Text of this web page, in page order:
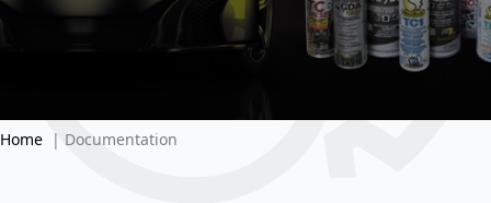
Home | Documentation